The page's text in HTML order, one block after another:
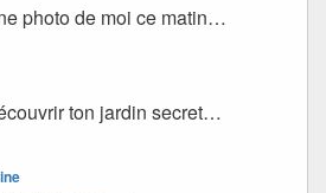
photo de moi ce matin…
ton jardin secret…